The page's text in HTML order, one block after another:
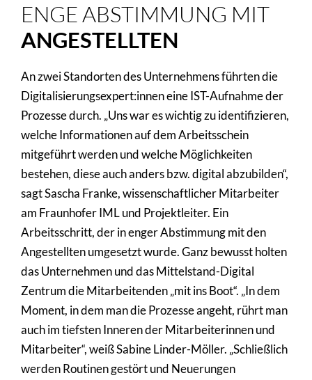
ENGE ABSTIMMUNG MIT
ANGESTELLTEN
An zwei Standorten des Unternehmens führten die
Digitalisierungsexpert:innen eine IST-Aufnahme der
Prozesse durch. „Uns war es wichtig zu identifizieren,
welche Informationen auf dem Arbeitsschein
mitgeführt werden und welche Möglichkeiten
bestehen, diese auch anders bzw. digital abzubilden“,
sagt Sascha Franke, wissenschaftlicher Mitarbeiter
am Fraunhofer IML und Projektleiter. Ein
Arbeitsschritt, der in enger Abstimmung mit den
Angestellten umgesetzt wurde. Ganz bewusst holten
das Unternehmen und das Mittelstand-Digital
Zentrum die Mitarbeitenden „mit ins Boot“. „In dem
Moment, in dem man die Prozesse angeht, rührt man
auch im tiefsten Inneren der Mitarbeiterinnen und
Mitarbeiter“, weiß Sabine Linder-Möller. „Schließlich
werden Routinen gestört und Neuerungen